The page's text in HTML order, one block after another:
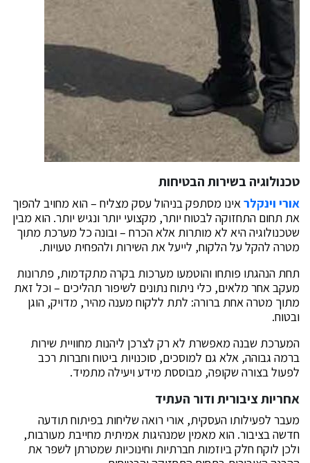
טכנולוגיה בשירות הבטיחות
אורי וינקלר אינו מסתפק בניהול עסק מצליח – הוא מחויב להפוך
את תחום התחזוקה לבטוח יותר, מקצועי יותר ונגיש יותר. הוא מבין
שטכנולוגיה היא לא מותרות אלא הכרח – ובונה כל מערכת מתוך
מטרה להקל על הלקוח, לייעל את השירות ולהפחית טעויות.
תחת הנהגתו פותחו והוטמעו מערכות בקרה מתקדמות, פתרונות
מעקב אחר מלאים, כלי ניתוח נתונים לשיפור תהליכים – וכל זאת
מתוך מטרה אחת ברורה: לתת ללקוח מענה מהיר, מדויק, הוגן
ובטוח.
המערכת שבנה מאפשרת לא רק לצרכן ליהנות מחוויית שירות
ברמה גבוהה, אלא גם למוסכים, סוכנויות ביטוח וחברות רכב
לפעול בצורה שקופה, מבוססת מידע ויעילה מתמיד.
אחריות ציבורית ודור העתיד
מעבר לפעילותו העסקית, אורי רואה שליחות בפיתוח תודעה
חדשה בציבור. הוא מאמין שמנהיגות אמיתית מחייבת מעורבות,
ולכן לוקח חלק ביוזמות חברתיות וחינוכיות שמטרתן לשפר את